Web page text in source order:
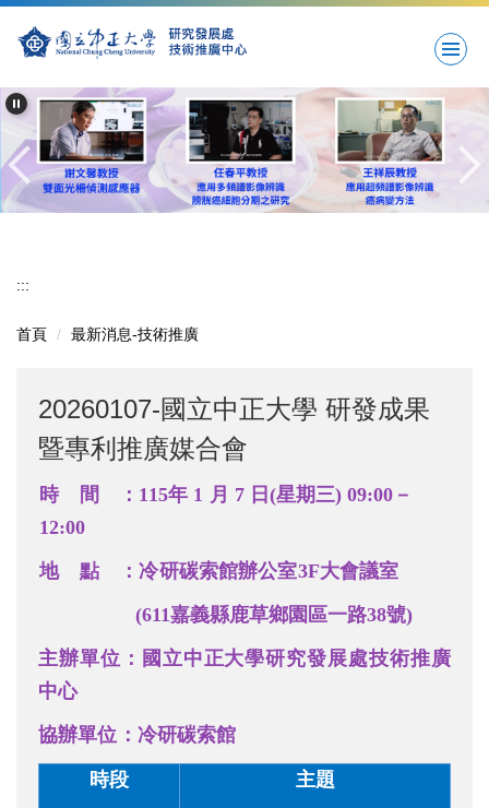
到
主
要
內
區
:::
首頁 最新消息-技術推廣
20260107-國立中正大學 研發成果
暨專利推廣媒合會
時間 ：115年 1 月 7 日 (星期三) 09:00 －
12:00
地點
：冷研碳索館辦公室3F大會議室
(611嘉義縣鹿草鄉園區一路38號)
主辦單位： 國立中正大學研究發展處技術推廣
中心
協辦單位：冷研碳索館
時段 主題